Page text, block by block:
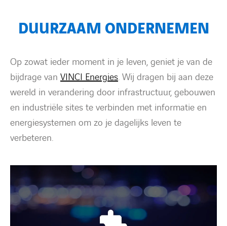
DUURZAAM ONDERNEMEN
Op zowat ieder moment in je leven, geniet je van de
bijdrage van VINCI Energies. Wij dragen bij aan deze
wereld in verandering door infrastructuur, gebouwen
en industriële sites te verbinden met informatie en
energiesystemen om zo je dagelijks leven te
verbeteren.